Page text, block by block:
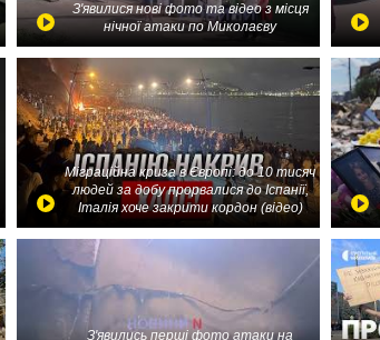
З'явилися нові фото та відео з місця
нічної атаки по Миколаєву
Міграційна криза в Європі: до 10 тисяч
людей за добу прорвалися до Іспанії,
Італія хоче закрити кордон (відео)
З'явились перші фото атаки на